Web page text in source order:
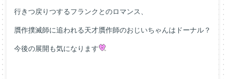
行きつ戻りつするフランクとのロマンス、
贋作撲滅師に追われる天才贋作師のおじいちゃんはドーナル？
今後の展開も気になります